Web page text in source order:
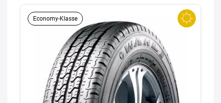
Economy-Klasse